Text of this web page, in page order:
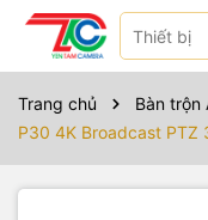
Trang chủ Bàn trộn
P30 4K Broadcast PTZ
Sản phẩm bao